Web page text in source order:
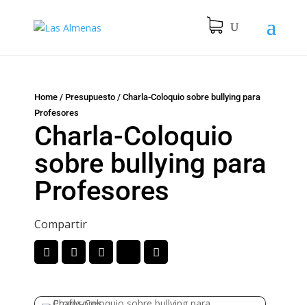
Home / Presupuesto / Charla-Coloquio sobre bullying para
Profesores
Charla-Coloquio
sobre bullying para
Profesores
Compartir